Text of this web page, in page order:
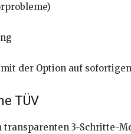
der Option auf
TÜV
3-Schritte-